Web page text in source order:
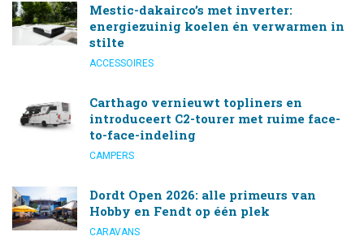
Mestic-dakairco’s met inverter:
energiezuinig koelen én verwarmen in
stilte
ACCESSOIRES
Carthago vernieuwt topliners en
introduceert C2-tourer met ruime face-
to-face-indeling
CAMPERS
Dordt Open 2026: alle primeurs van
Hobby en Fendt op één plek
CARAVANS